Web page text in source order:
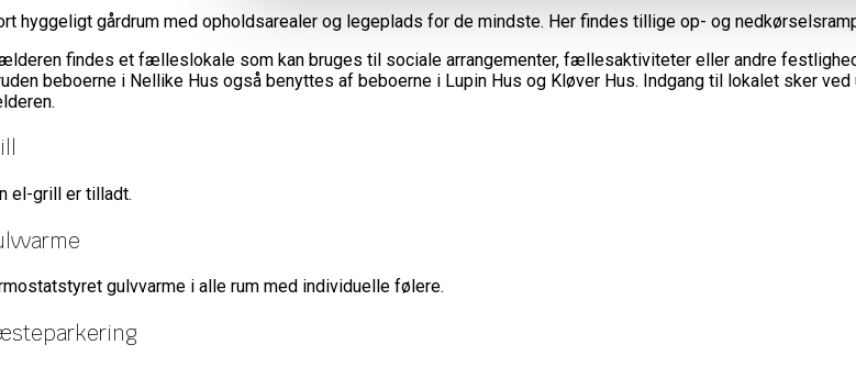
hyggeligt gårdrum med opholdsarealer og legeplads for de mindste. Her findes tillige op- og
findes et fælleslokale som kan bruges til sociale arrangementer, fællesaktiviteter eller andre
beboerne i Nellike Hus også benyttes af beboerne i Lupin Hus og Kløver Hus. Indgang til lokalet sker
el-grill er tilladt.
gulvvarme i alle rum med individuelle følere.